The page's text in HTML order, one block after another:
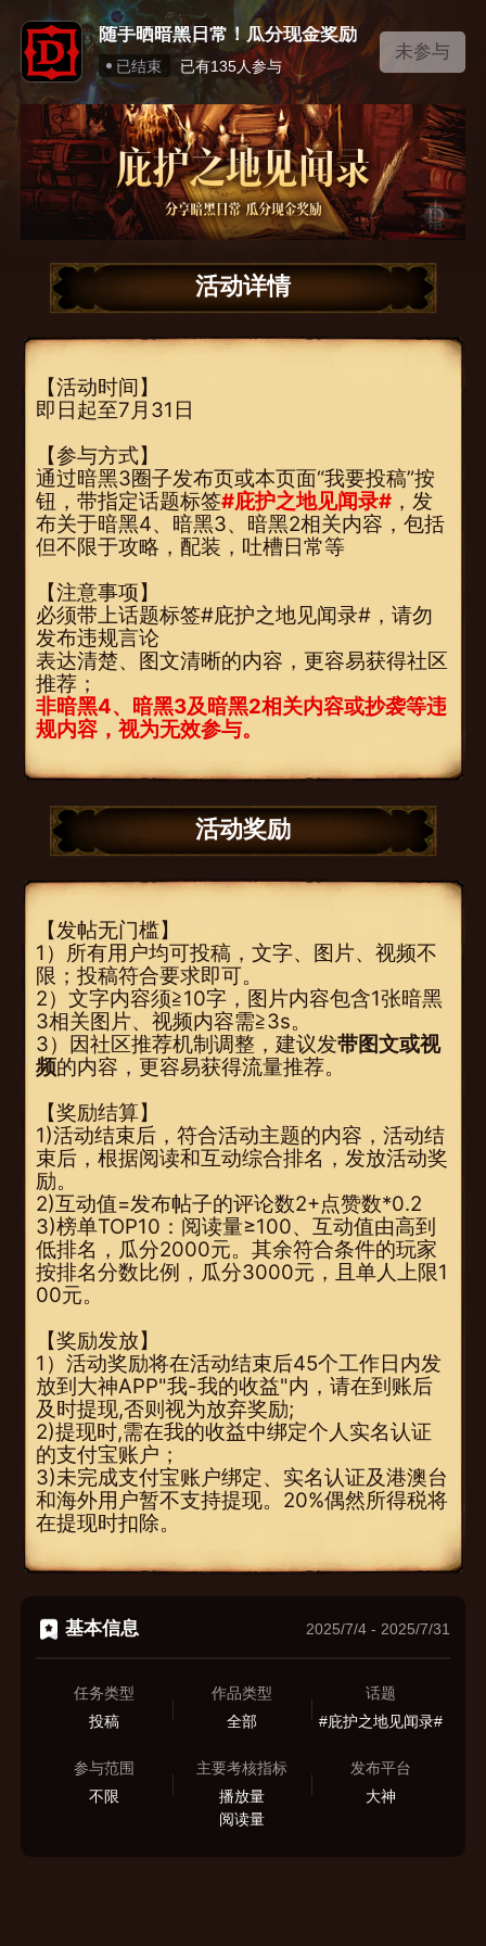
随手晒暗黑日常！瓜分现金奖励
已结束 已有135人参与
未参与
活动详情
【活动时间】
即日起至7月31日
【参与方式】
通过暗黑3圈子发布页或本页面“我要投稿”按
钮，带指定话题标签#庇护之地见闻录# ，发
布关于暗黑4、暗黑3、暗黑2相关内容，包括
但不限于攻略，配装，吐槽日常等
【注意事项】
必须带上话题标签#庇护之地见闻录#，请勿
发布违规言论
表达清楚、图文清晰的内容，更容易获得社区
推荐；
非暗黑4、暗黑3及暗黑2相关内容或抄袭等违
规内容，视为无效参与。
活动奖励
【发帖无门槛】
1）所有用户均可投稿，文字、图片、视频不
限；投稿符合要求即可。
2）文字内容须≧10字，图片内容包含1张暗黑
3相关图片、视频内容需≧3s。
3）因社区推荐机制调整，建议发带图文或视
频的内容，更容易获得流量推荐。
【奖励结算】
1)活动结束后，符合活动主题的内容，活动结
束后，根据阅读和互动综合排名，发放活动奖
励。
2)互动值=发布帖子的评论数2+点赞数*0.2
3)榜单TOP10：阅读量≥100、互动值由高到
低排名，瓜分2000元。其余符合条件的玩家
按排名分数比例，瓜分3000元，且单人上限1
00元。
【奖励发放】
1）活动奖励将在活动结束后45个工作日内发
放到大神APP"我-我的收益"内，请在到账后
及时提现,否则视为放弃奖励;
2)提现时,需在我的收益中绑定个人实名认证
的支付宝账户；
3)未完成支付宝账户绑定、实名认证及港澳台
和海外用户暂不支持提现。20%偶然所得税将
在提现时扣除。
基本信息 2025/7/4 - 2025/7/31
任务类型
投稿
作品类型
全部
话题
#庇护之地见闻录#
参与范围
不限
主要考核指标
播放量
阅读量
发布平台
大神